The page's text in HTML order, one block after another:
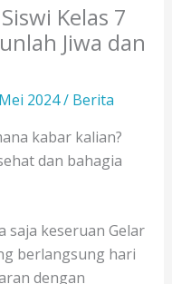
Kelas 7
Jiwa dan
2024/ Berita
kabar kalian?
dan bahagia
saja keseruan Gelar
berlangsung hari
dengan